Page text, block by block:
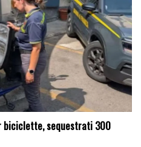
sequestrati 300